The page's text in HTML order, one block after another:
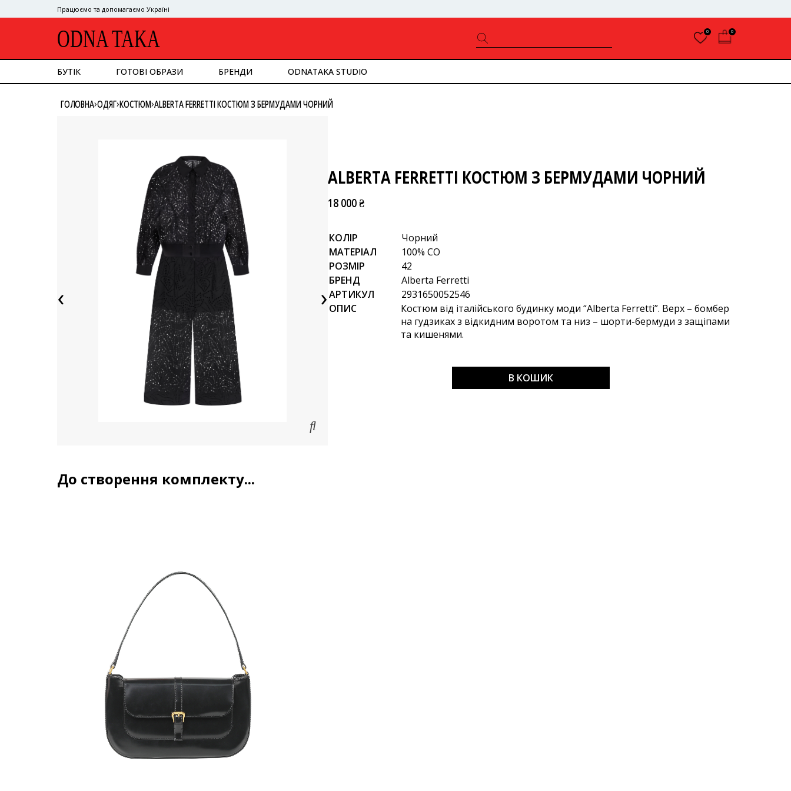
Працюємо та допомагаємо Україні
ODNA TAKA 0 0
БУТІК
ВЕРХНІЙ ОДЯГ
ГОТОВІ ОБРАЗИ БРЕНДИ ODNATAKA STUDIO
ГОЛОВНА›ОДЯГ›КОСТЮМ›ALBERTA FERRETTI КОСТЮМ З БЕРМУДАМИ ЧОРНИЙ
‹ ›
ALBERTA FERRETTI КОСТЮМ З БЕРМУДАМИ ЧОРНИЙ
18 000 ₴
КОЛІР
Чорний
МАТЕРІАЛ
100% CO
РОЗМІР
42
БРЕНД
Alberta Ferretti
АРТИКУЛ
2931650052546
ОПИС
Костюм від італійського будинку моди “Alberta Ferretti”. Верх – бомбер
на гудзиках з відкидним воротом та низ – шорти-бермуди з защіпами
та кишенями.
В КОШИК
До створення комплекту...